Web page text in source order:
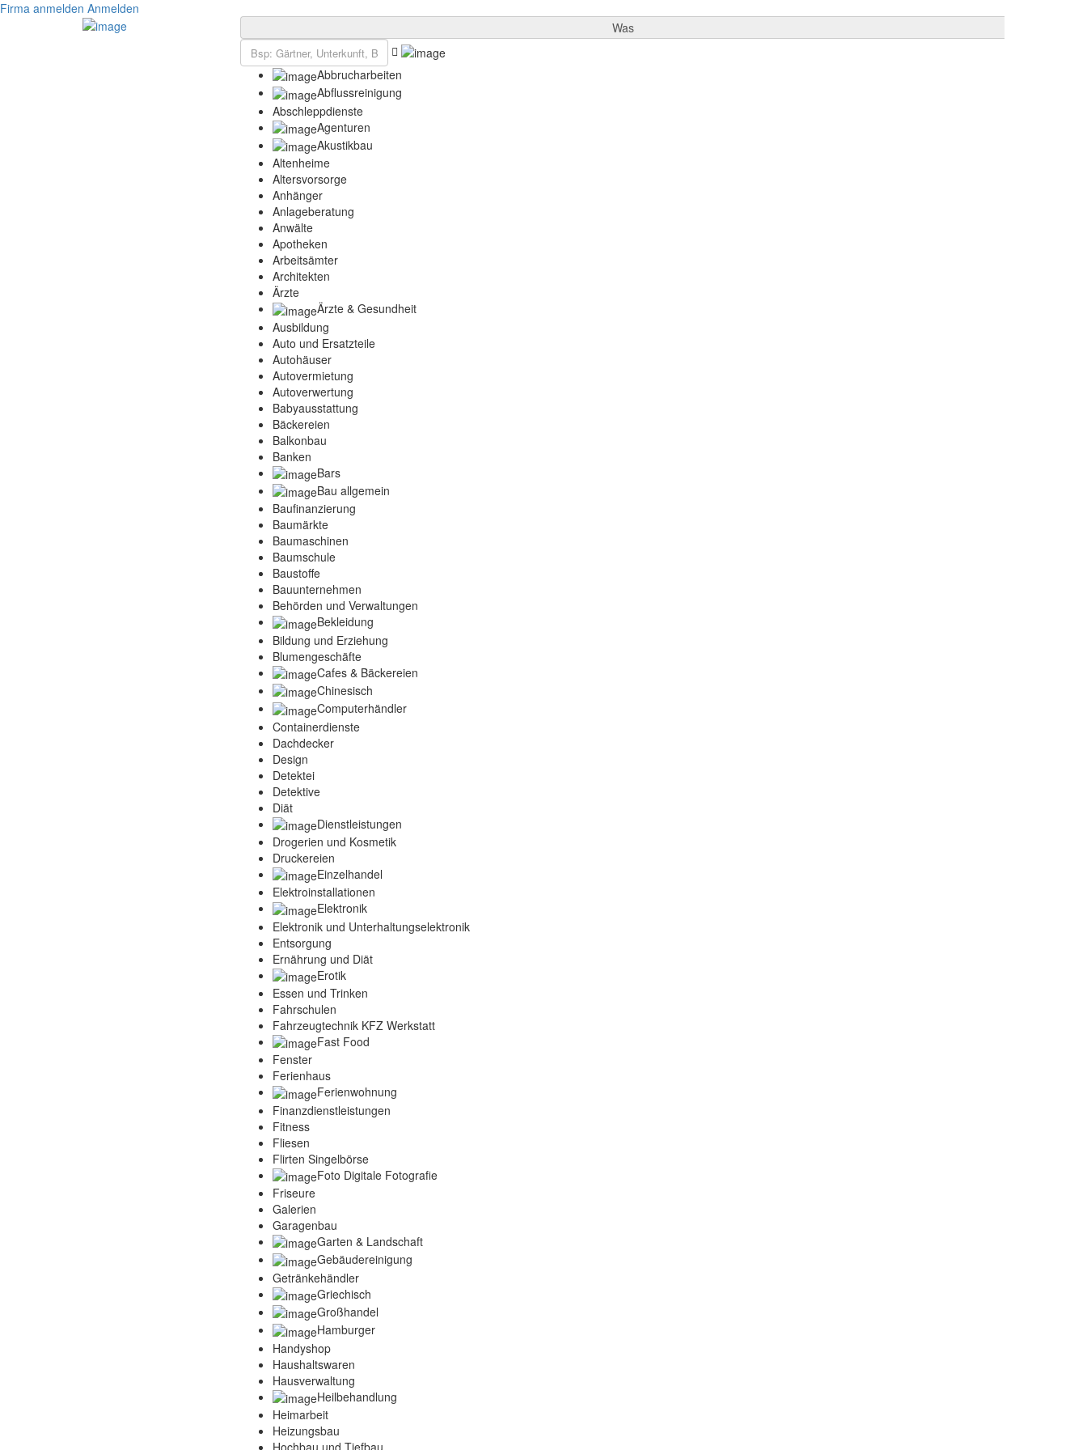
Firma anmelden Anmelden
Was
Abbrucharbeiten
Abflussreinigung
Abschleppdienste
Agenturen
Akustikbau
Altenheime
Altersvorsorge
Anhänger
Anlageberatung
Anwälte
Apotheken
Arbeitsämter
Architekten
Ärzte
Ärzte & Gesundheit
Ausbildung
Auto und Ersatzteile
Autohäuser
Autovermietung
Autoverwertung
Babyausstattung
Bäckereien
Balkonbau
Banken
Bars
Bau allgemein
Baufinanzierung
Baumärkte
Baumaschinen
Baumschule
Baustoffe
Bauunternehmen
Behörden und Verwaltungen
Bekleidung
Bildung und Erziehung
Blumengeschäfte
Cafes & Bäckereien
Chinesisch
Computerhändler
Containerdienste
Dachdecker
Design
Detektei
Detektive
Diät
Dienstleistungen
Drogerien und Kosmetik
Druckereien
Einzelhandel
Elektroinstallationen
Elektronik
Elektronik und Unterhaltungselektronik
Entsorgung
Ernährung und Diät
Erotik
Essen und Trinken
Fahrschulen
Fahrzeugtechnik KFZ Werkstatt
Fast Food
Fenster
Ferienhaus
Ferienwohnung
Finanzdienstleistungen
Fitness
Fliesen
Flirten Singelbörse
Foto Digitale Fotografie
Friseure
Galerien
Garagenbau
Garten & Landschaft
Gebäudereinigung
Getränkehändler
Griechisch
Großhandel
Hamburger
Handyshop
Haushaltswaren
Hausverwaltung
Heilbehandlung
Heimarbeit
Heizungsbau
Hochbau und Tiefbau